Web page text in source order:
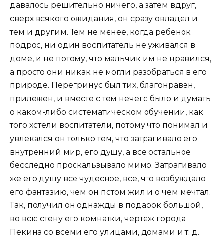
давалось решительно ничего, а затем вдруг,
сверх всякого ожидания, он сразу овладел и
тем и другим. Тем не менее, когда ребенок
подрос, ни один воспитатель не уживался в
доме, и не потому, что мальчик им не нравился,
а просто они никак не могли разобраться в его
природе. Перегринус был тих, благонравен,
прилежен, и вместе с тем нечего было и думать
о каком-либо систематическом обучении, как
того хотели воспитатели, потому что понимал и
увлекался он только тем, что затрагивало его
внутренний мир, его душу, а все остальное
бесследно проскальзывало мимо. Затрагивало
же его душу все чудесное, все, что возбуждало
его фантазию, чем он потом жил и о чем мечтал.
Так, получил он однажды в подарок большой,
во всю стену его комнатки, чертеж города
Пекина со всеми его улицами, домами и т. д.